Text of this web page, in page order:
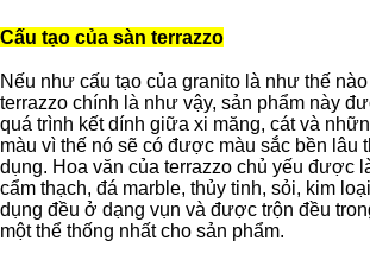
Cấu tạo của sàn terrazzo
Nếu như cấu tạo của granito là như thế
terrazzo chính là như vậy, sản phẩm này
quá trình kết dính giữa xi măng, cát và
màu vì thế nó sẽ có được màu sắc bền lâu
dụng. Hoa văn của terrazzo chủ yếu được
cẩm thạch, đá marble, thủy tinh, sỏi, kim
dụng đều ở dạng vụn và được trộn đều
một thể thống nhất cho sản phẩm.